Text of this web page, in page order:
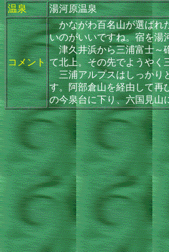
温泉
湯河原温泉
コメント
かながわ百名山が選ばれ
いのがいいですね。宿を湯
津久井浜から三浦富士～
て北上。その先でようやく
三浦アルプスはしっかり
す。阿部倉山を経由して再
の今泉台に下り、六国見山